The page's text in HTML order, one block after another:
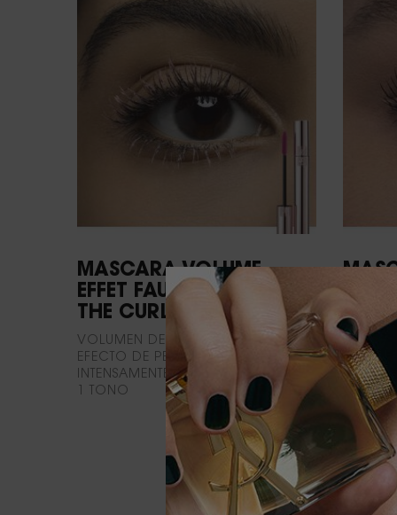
MASCARA VOLUME
EFFET FAUX CILS
THE CURLER
VOLUMEN DEFINIDO
EFECTO DE PESTAÑAS POSTIZAS
INTENSAMENTE RIZADAS
1 TONO
EFFET
UN
EL DE TUS
LA
6 TONOS